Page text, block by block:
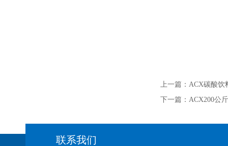
上一篇： ACX碳酸饮
下一篇： ACX200公
联系我们